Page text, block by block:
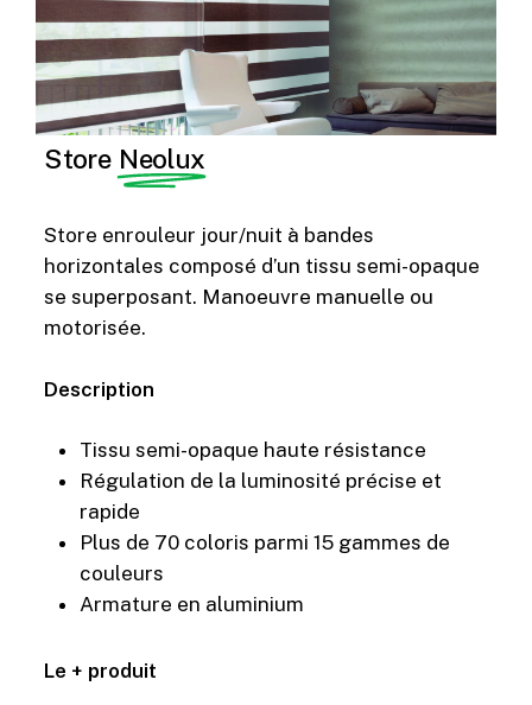
Store Neolux
Store enrouleur jour/nuit à bandes
horizontales composé d’un tissu semi-opaque
se superposant. Manoeuvre manuelle ou
motorisée.
Description
Tissu semi-opaque haute résistance
Régulation de la luminosité précise et
rapide
Plus de 70 coloris parmi 15 gammes de
couleurs
Armature en aluminium
Le + produit